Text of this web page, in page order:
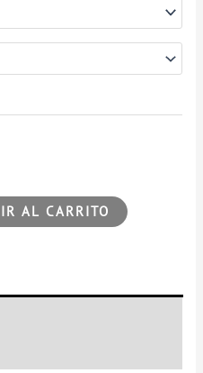
AL CARRITO